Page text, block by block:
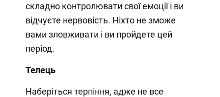
складно контролювати свої емоції і ви
відчуєте нервовість. Ніхто не зможе
вами зловживати і ви пройдете цей
період.
Телець
Наберіться терпіння, адже не все